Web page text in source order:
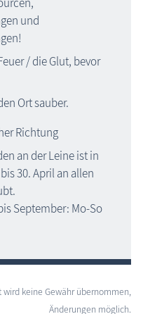
und
/ die Glut, bevor
Ort sauber.
Richtung
an der Leine ist in
30. April an allen
September: Mo-So
keine Gewähr übernommen,
Änderungen möglich.